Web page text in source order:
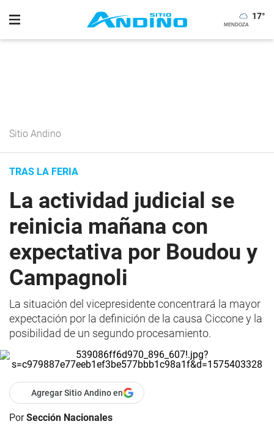
17°
Sitio Andino
TRAS LA FERIA
La actividad judicial se
reinicia mañana con
expectativa por Boudou y
Campagnoli
La situación del vicepresidente concentrará la mayor
expectación por la definición de la causa Ciccone y la
posibilidad de un segundo procesamiento.
Agregar Sitio Andino en
PorSección Nacionales